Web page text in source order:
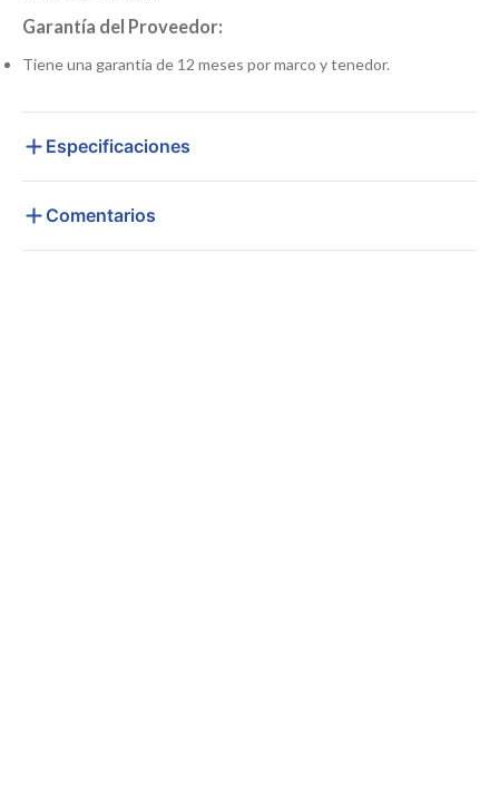
Garantía del Proveedor:
Tiene una garantía de 12 meses por marco y tenedor.
Especificaciones
Comentarios